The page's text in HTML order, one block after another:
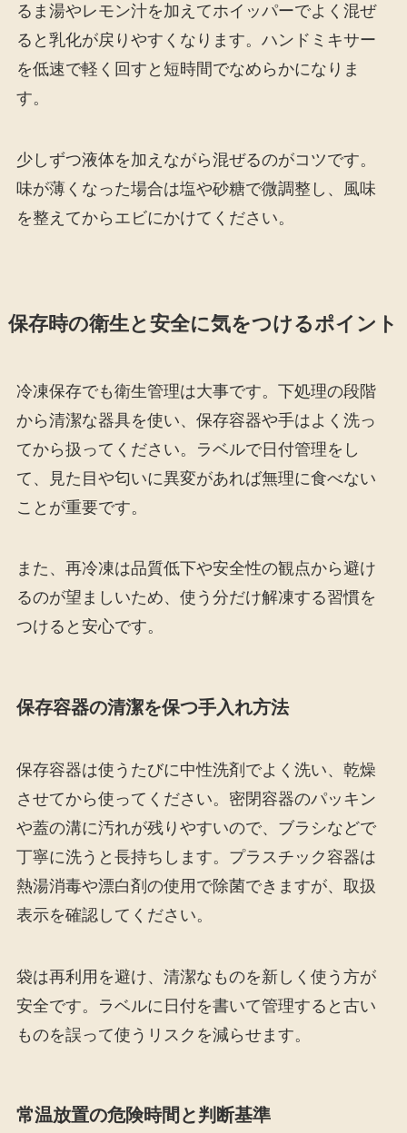
るま湯やレモン汁を加えてホイッパーでよく混ぜ
ると乳化が戻りやすくなります。ハンドミキサー
を低速で軽く回すと短時間でなめらかになりま
す。
少しずつ液体を加えながら混ぜるのがコツです。
味が薄くなった場合は塩や砂糖で微調整し、風味
を整えてからエビにかけてください。
保存時の衛生と安全に気をつけるポイント
冷凍保存でも衛生管理は大事です。下処理の段階
から清潔な器具を使い、保存容器や手はよく洗っ
てから扱ってください。ラベルで日付管理をし
て、見た目や匂いに異変があれば無理に食べない
ことが重要です。
また、再冷凍は品質低下や安全性の観点から避け
るのが望ましいため、使う分だけ解凍する習慣を
つけると安心です。
保存容器の清潔を保つ手入れ方法
保存容器は使うたびに中性洗剤でよく洗い、乾燥
させてから使ってください。密閉容器のパッキン
や蓋の溝に汚れが残りやすいので、ブラシなどで
丁寧に洗うと長持ちします。プラスチック容器は
熱湯消毒や漂白剤の使用で除菌できますが、取扱
表示を確認してください。
袋は再利用を避け、清潔なものを新しく使う方が
安全です。ラベルに日付を書いて管理すると古い
ものを誤って使うリスクを減らせます。
常温放置の危険時間と判断基準